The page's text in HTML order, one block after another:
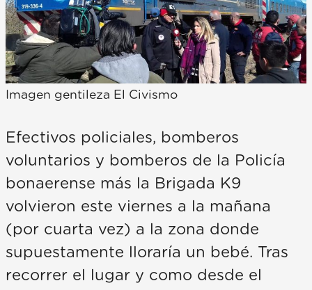
Imagen gentileza El Civismo
Efectivos policiales, bomberos
voluntarios y bomberos de la Policía
bonaerense más la Brigada K9
volvieron este viernes a la mañana
(por cuarta vez) a la zona donde
supuestamente lloraría un bebé. Tras
recorrer el lugar y como desde el